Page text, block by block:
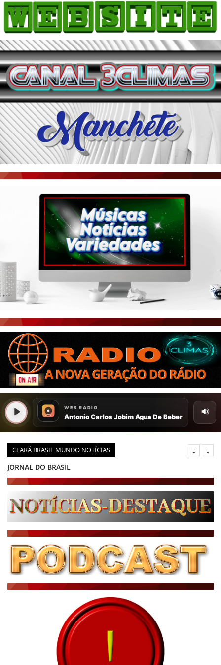
CEARÁ BRASIL MUNDO NOTÍCIAS
JORNAL DO BRASIL
CNN BRASIL
CBN GLOBO
RÁDIO AGÊNCIA
BLOGS & COLUNAS
DIÁRIO DO NORDESTE - ÚLTIMA HORA
PODCAST - PONTO DE VISTA
BRASIL DE FATO - ÚLTIMAS NOTÍCIAS
NOTÍCIAS DESTAQUE DO DIA
BRASIL NOTÍCIAS
ÚLTIMAS NOTÍCIAS
NOTÍCIAS TAMBÉM NA TELA
HOME
COMO ANUNCIAR
JORNAIS DO BRASIL
PODCAST/NOTÍCIAS
AS NOTÍCIAS DO DIA
ACONTECEU...VIROU MANCHETE!
BLOGS & COLUNAS
AGÊNCIA DE NOTÍCIAS
CNN BRASIL
PORTAL CEARÁ
ÚLTIMAS POSTAGENS
BOAS NOTÍCIAS...VIRAM MANCHETE!
CEARÁ BRASIL NOTÍCIAS
CEARÁ BRASIL MUNDO 1
BRASIL DE FATO
NOTÍCIAS GERAIS
CONECTE-SE
REGISTO